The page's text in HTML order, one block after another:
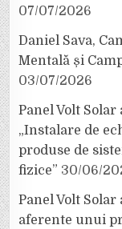
07/07/2026
Daniel Sava,
Mentală și
03/07/2026
Panel Volt
„Instalare de
produse de
fizice” 30/06/
Panel Volt
aferente unui